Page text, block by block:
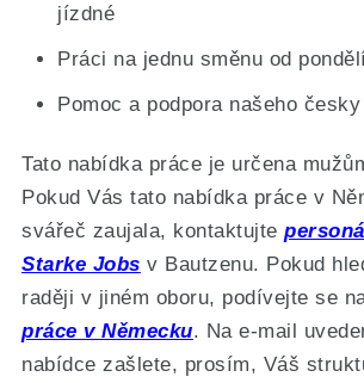
jízdné
Práci na jednu směnu od
Pomoc a podpora našeho
Tato nabídka práce je určena
Pokud Vás tato nabídka práce v
svářeč zaujala, kontaktujte
Starke Jobs v Bautzenu. Pokud
raději v jiném oboru, podívejte se
práce v Německu. Na e-mail
nabídce zašlete, prosím, Váš